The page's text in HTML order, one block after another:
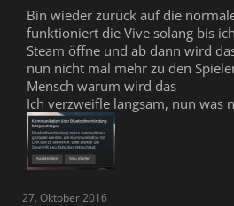
Bin wieder zurück auf die
funktioniert die Vive solang bis
Steam öffne und ab dann wird
nun nicht mal mehr zu den
Mensch warum wird das
Ich verzweifle langsam, nun was
27. Oktober 2016